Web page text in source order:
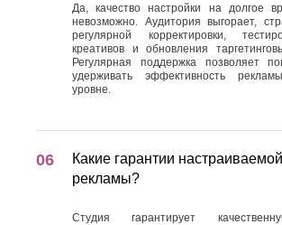
Да, качество настройки на долгое
невозможно. Аудитория выгорает,
регулярной корректировки,
креативов и обновления
Регулярная поддержка позволяет
удерживать эффективность
уровне.
Какие гарантии настраиваемой
рекламы?
Студия гарантирует